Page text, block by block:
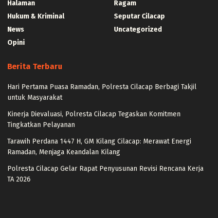
Halaman
Hukum & Kriminal
News
Opini
Ragam
Seputar Cilacap
Uncategorized
Berita Terbaru
Hari Pertama Puasa Ramadan, Polresta Cilacap Berbagi Takjil
untuk Masyarakat
Kinerja Dievaluasi, Polresta Cilacap Tegaskan Komitmen
Tingkatkan Pelayanan
Tarawih Perdana 1447 H, GM Kilang Cilacap: Merawat Energi
Ramadan, Menjaga Keandalan Kilang
Polresta Cilacap Gelar Rapat Penyusunan Revisi Rencana Kerja
TA 2026